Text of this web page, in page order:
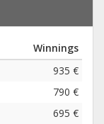
Winnings
935 €
790 €
695 €